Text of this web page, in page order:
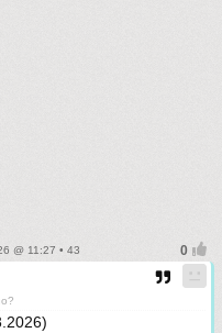
@ 11:27 • 43